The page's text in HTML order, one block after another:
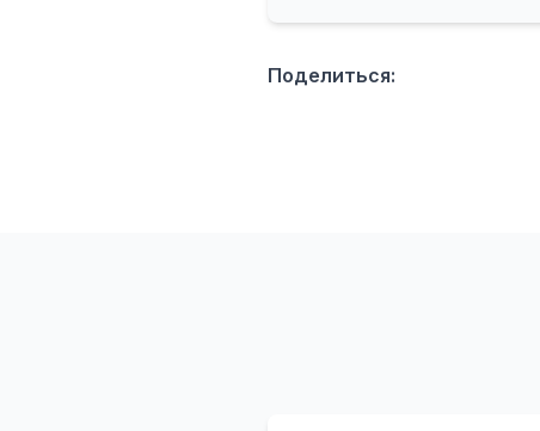
Поделиться: